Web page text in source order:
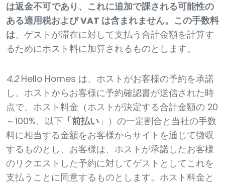
は返金不可であり、これに追加で課される可能性の
ある適用税および VAT は含まれません。この手数料
は、ゲストが滞在に対して支払う合計金額を計算す
るためにホスト料に加算されるものとします。
4.2Hello Homes は、ホストがお客様の予約を承諾
し、ホストからお客様に予約確認書が送信された時
点で、ホスト料金（ホストが決定する合計金額の 20
～100%、以下 「前払い 」）の一定割合と当社の手数
料に相当する金額をお客様からサイトを通じて徴収
するものとし、お客様は、ホストが承諾したお客様
のリクエストした予約に対してゲストとしてこれを
支払うことに同意するものとします。ホスト料金と